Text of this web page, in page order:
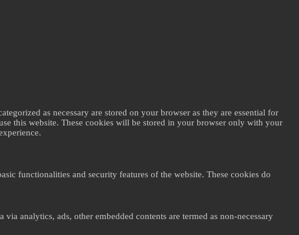
as necessary are stored on your browser as they are essential for
this website. These cookies will be stored in your browser only with your
functionalities and security features of the website. These cookies do
analytics, ads, other embedded contents are termed as non-necessary